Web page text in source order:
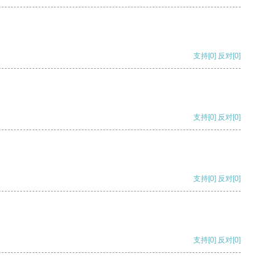
支持[0] 反对[0]
支持[0] 反对[0]
支持[0] 反对[0]
支持[0] 反对[0]